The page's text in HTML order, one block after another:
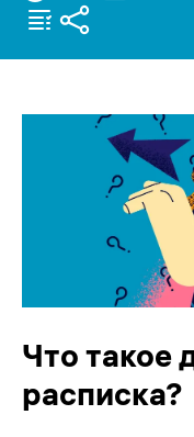
Что такое
расписка?